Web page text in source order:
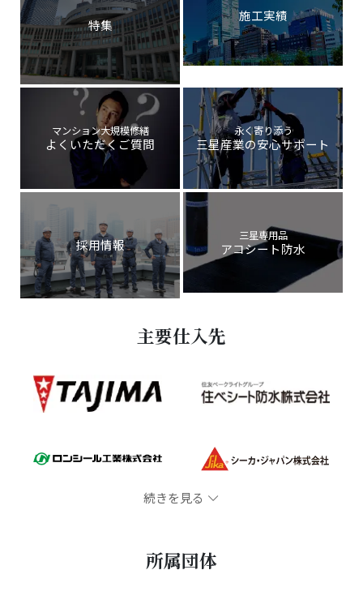
特集
施工実績
マンション大規模修繕
よくいただくご質問
永く寄り添う
三星産業の安心サポート
採用情報
三星専用品
アコシート防水
主要仕入先
続きを見る
所属団体